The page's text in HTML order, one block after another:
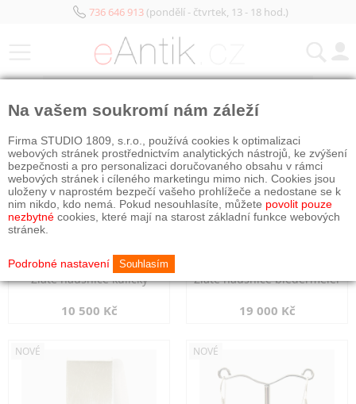
736 646 913(pondělí - čtvrtek, 13 - 18 hod.)
Zlaté náušnice kuličky
10 500 Kč
Zlaté náušnice biedermeier
19 000 Kč
NOVÉ NOVÉ
Na vašem soukromí nám záleží
Firma STUDIO 1809, s.r.o., používá cookies k optimalizaci
webových stránek prostřednictvím analytických nástrojů, ke zvýšení
bezpečnosti a pro personalizaci doručovaného obsahu v rámci
webových stránek i cíleného marketingu mimo nich. Cookies jsou
uloženy v naprostém bezpečí vašeho prohlížeče a nedostane se k
nim nikdo, kdo nemá. Pokud nesouhlasíte, můžete povolit pouze
nezbytné cookies, které mají na starost základní funkce webových
stránek.
Podrobné nastavení Souhlasím